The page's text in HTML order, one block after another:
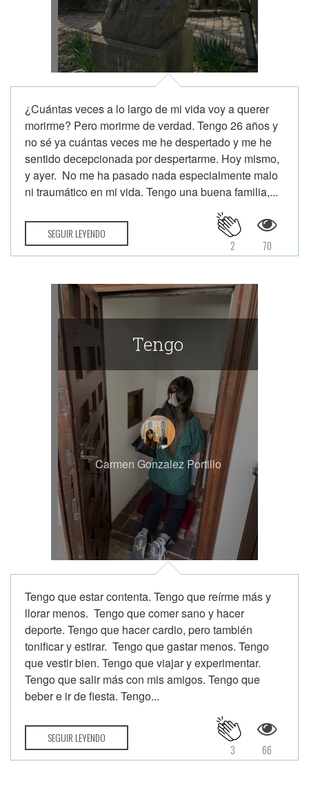
¿Cuántas veces a lo largo de mi vida voy a querer
morirme? Pero morirme de verdad. Tengo 26 años y
no sé ya cuántas veces me he despertado y me he
sentido decepcionada por despertarme. Hoy mismo,
y ayer. No me ha pasado nada especialmente malo
ni traumático en mi vida. Tengo una buena familia,...
SEGUIR LEYENDO
70
2
Tengo
Carmen Gonzalez Portillo
Tengo que estar contenta. Tengo que reírme más y
llorar menos. Tengo que comer sano y hacer
deporte. Tengo que hacer cardio, pero también
tonificar y estirar. Tengo que gastar menos. Tengo
que vestir bien. Tengo que viajar y experimentar.
Tengo que salir más con mis amigos. Tengo que
beber e ir de fiesta. Tengo...
SEGUIR LEYENDO
66
3